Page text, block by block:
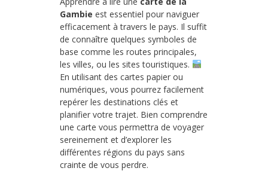
Gambie est essentiel pour naviguer
efficacement à travers le pays. Il suffit
de connaître quelques symboles de
base comme les routes principales,
les villes, ou les sites touristiques.
En utilisant des cartes papier ou
numériques, vous pourrez facilement
repérer les destinations clés et
planifier votre trajet. Bien comprendre
une carte vous permettra de voyager
sereinement et d’explorer les
différentes régions du pays sans
crainte de vous perdre.